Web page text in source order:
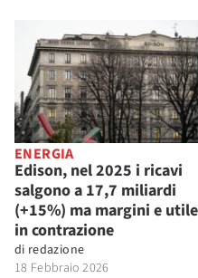
ENERGIA
Edison, nel 2025 i ricavi
salgono a 17,7 miliardi
(+15%) ma margini e utile
in contrazione
di redazione
18 Febbraio 2026